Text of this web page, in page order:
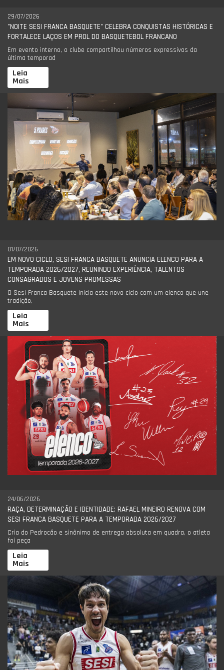
29/07/2026
"NOITE SESI FRANCA BASQUETE" CELEBRA CONQUISTAS HISTÓRICAS E
FORTALECE LAÇOS EM PROL DO BASQUETEBOL FRANCANO
Em evento interno, o clube compartilhou números expressivos da
última temporad
Leia
Mais
01/07/2026
EM NOVO CICLO, SESI FRANCA BASQUETE ANUNCIA ELENCO PARA A
TEMPORADA 2026/2027, REUNINDO EXPERIÊNCIA, TALENTOS
CONSAGRADOS E JOVENS PROMESSAS
O Sesi Franca Basquete inicia este novo ciclo com um elenco que une
tradição,
Leia
Mais
24/06/2026
RAÇA, DETERMINAÇÃO E IDENTIDADE: RAFAEL MINEIRO RENOVA COM
SESI FRANCA BASQUETE PARA A TEMPORADA 2026/2027
Cria do Pedrocão e sinônimo de entrega absoluta em quadra, o atleta
foi peça
Leia
Mais